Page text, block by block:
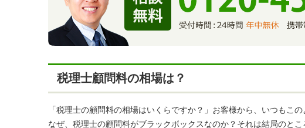
税理士顧問料の相場は？
「税理士の顧問料の相場はいくらですか？」お客様から、いつもこの
なぜ、税理士の顧問料がブラックボックスなのか？それは結局のとこ